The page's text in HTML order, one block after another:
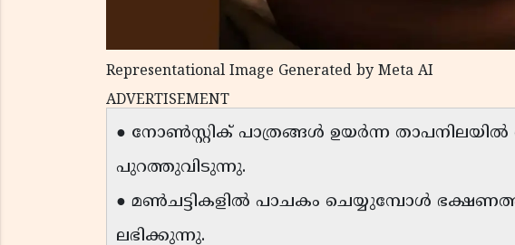
Representational Image Generated by Meta AI
ADVERTISEMENT
● നോൺസ്റ്റിക് പാത്രങ്ങൾ ഉയർന്ന
പുറത്തുവിടുന്നു.
● മൺചട്ടികളിൽ പാചകം ചെയ്യുമ്പോൾ
ലഭിക്കുന്നു.